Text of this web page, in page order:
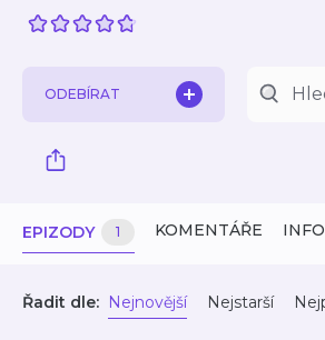
ODEBÍRAT
EPIZODY 1 KOMENTÁŘE INFO
Řadit dle: Nejnovější Nejstarší